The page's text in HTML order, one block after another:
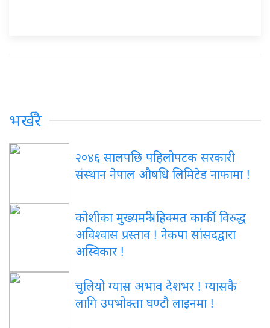
भर्खरै
२०४६ सालपछि पहिलोपटक सरकारी
संस्थान नेपाल औषधि लिमिटेड नाफामा !
कोशीका मुख्यमन्त्री हिक्मत कार्की विरुद्ध
अविश्वास प्रस्ताव ! नेकपा सांसदद्वारा
अस्विकार !
चुलियो ग्यास अभाव देशभर ! ग्यासकै
लागि उपभोक्ता घण्टौ लाइनमा !